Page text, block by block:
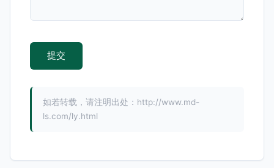
如若转载，请注明出处：http://www.md-
ls.com/ly.html